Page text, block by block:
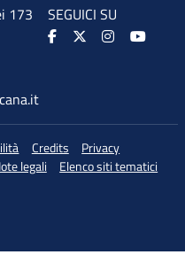
173
SEGUICI SU
Credits
Privacy
legali
Elenco siti tematici